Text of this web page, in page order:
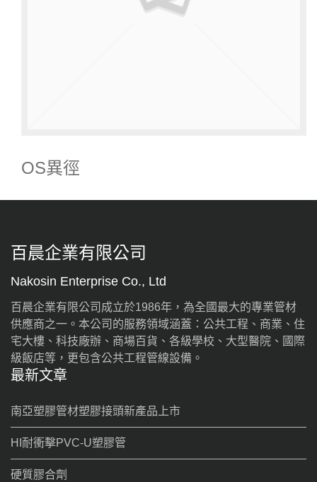
OS異徑
百晨企業有限公司
Nakosin Enterprise Co., Ltd
百晨企業有限公司成立於1986年，為全國最大的專業管材
供應商之一。本公司的服務領域涵蓋：公共工程、商業、住
宅大樓、科技廠辦、商場百貨、各級學校、大型醫院、國際
級飯店等，更包含公共工程管線設備。
最新文章
南亞塑膠管材塑膠接頭新產品上市
HI耐衝擊PVC-U塑膠管
硬質膠合劑